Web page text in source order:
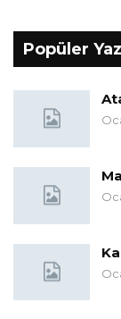
Popüler